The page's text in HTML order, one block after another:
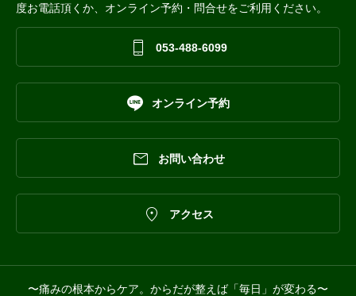
度お電話頂くか、オンライン予約・問合せをご利用ください。
 053-488-6099
 オンライン予約
 お問い合わせ
 アクセス
〜痛みの根本からケア。からだが整えば「毎日」が変わる〜